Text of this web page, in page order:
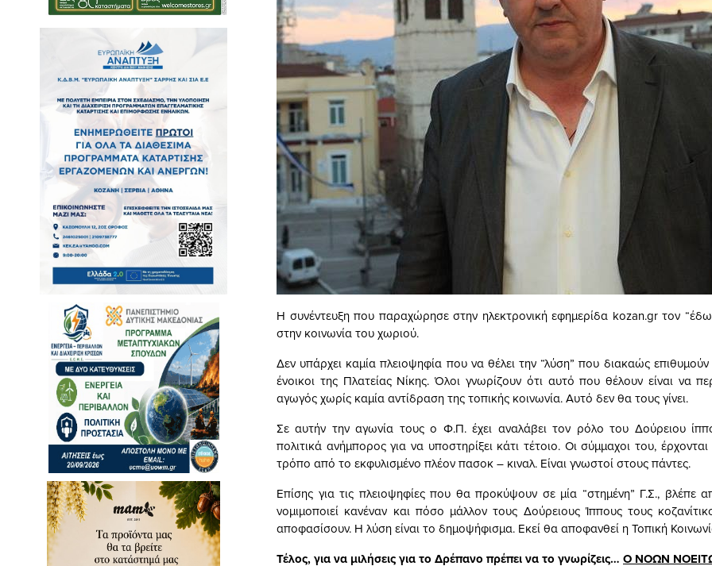
Η συνέντευξη που παραχώρησε στην ηλεκτρονική εφημερίδα kozan.gr τον
στην κοινωνία του χωριού.
Δεν υπάρχει καμία πλειοψηφία που να θέλει την “λύση” που διακαώς
ένοικοι της Πλατείας Νίκης. Όλοι γνωρίζουν ότι αυτό που θέλουν είναι να
αγωγός χωρίς καμία αντίδραση της τοπικής κοινωνία. Αυτό δεν θα τους γίνει.
Σε αυτήν την αγωνία τους ο Φ.Π. έχει αναλάβει τον ρόλο του Δούρειου
πολιτικά ανήμπορος για να υποστηρίξει κάτι τέτοιο. Οι σύμμαχοι του,
τρόπο από το εκφυλισμένο πλέον πασοκ – κιναλ. Είναι γνωστοί στους πάντες.
Επίσης για τις πλειοψηφίες που θα προκύψουν σε μία “στημένη” Γ.Σ., βλέπε
νομιμοποιεί κανέναν και πόσο μάλλον τους Δούρειους Ίππους τους
αποφασίσουν. Η λύση είναι το δημοψήφισμα. Εκεί θα αποφανθεί η Τοπική
Τέλος, για να μιλήσεις για το Δρέπανο πρέπει να το γνωρίζεις… Ο ΝΟΩΝ